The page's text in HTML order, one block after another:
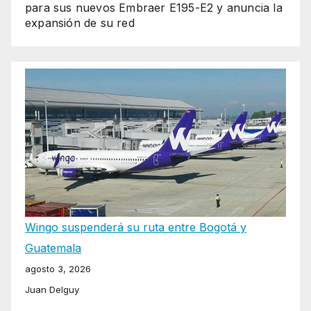
para sus nuevos Embraer E195-E2 y anuncia la
expansión de su red
Wingo suspenderá su ruta entre Bogotá y
Guatemala
agosto 3, 2026
Juan Delguy